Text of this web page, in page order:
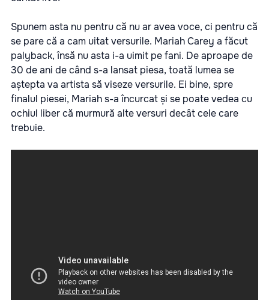
Spunem asta nu pentru că nu ar avea voce, ci pentru că
se pare că a cam uitat versurile. Mariah Carey a făcut
palyback, însă nu asta i-a uimit pe fani. De aproape de
30 de ani de când s-a lansat piesa, toată lumea se
aștepta va artista să viseze versurile. Ei bine, spre
finalul piesei, Mariah s-a încurcat și se poate vedea cu
ochiul liber că murmură alte versuri decât cele care
trebuie.